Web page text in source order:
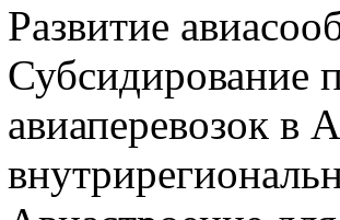
Развитие
Субсидирование
авиаперевозок